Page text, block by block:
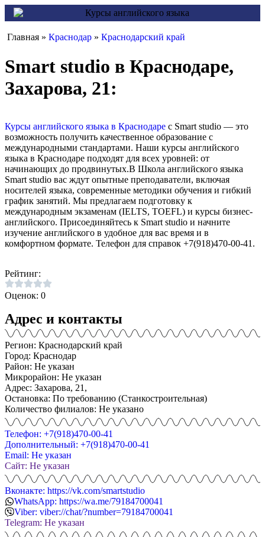
Главная » Краснодар » Краснодарский край
Smart studio в Краснодаре,
Захарова, 21:
Курсы английского языка в Краснодаре с Smart studio — это
возможность получить качественное образование с
международными стандартами. Наши курсы английского
языка в Краснодаре подходят для всех уровней: от
начинающих до продвинутых.В Школа английского языка
Smart studio вас ждут опытные преподаватели, включая
носителей языка, современные методики обучения и гибкий
график занятий. Мы предлагаем подготовку к
международным экзаменам (IELTS, TOEFL) и курсы бизнес-
английского. Присоединяйтесь к Smart studio и начните
изучение английского в удобное для вас время и в
комфортном формате. Телефон для справок +7(918)470-00-41.
Рейтинг:
Оценок: 0
Адрес и контакты
Регион: Краснодарский край
Город: Краснодар
Район: Не указан
Микрорайон: Не указан
Адрес: Захарова, 21,
Остановка: По требованию (Станкостроительная)
Количество филиалов: Не указано
Телефон: +7(918)470-00-41
Дополнительный: +7(918)470-00-41
Email: Не указан
Сайт: Не указан
Вконакте: https://vk.com/smartstudio
WhatsApp: https://wa.me/79184700041
Viber: viber://chat/?number=79184700041
Telegram: Не указан